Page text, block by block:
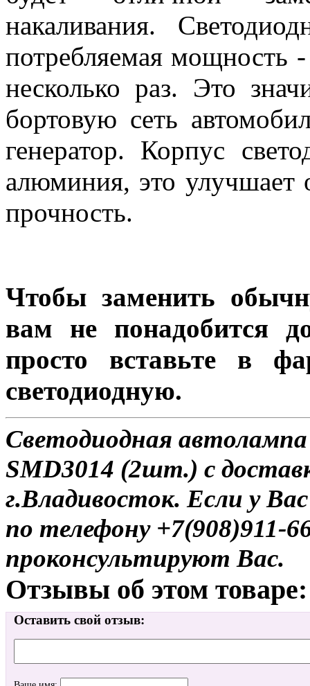
накаливания.
потребляемая мощность
несколько раз. Это
бортовую сеть
генератор. Корпус
алюминия, это
прочность.
Чтобы заменить
вам не понадобится
просто вставьте в
светодиодную.
Светодиодная
SMD3014 (2шт.) с
г.Владивосток. Если у
по телефону
проконсультируют Вас.
Отзывы об этом товаре:
Оставить свой отзыв: